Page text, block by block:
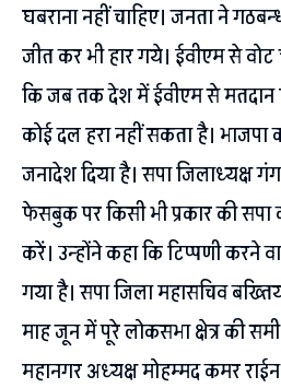
घबराना नहीं चाहिए। जनता ने
जीत कर भी हार गये। ईवीएम से वोट
कि जब तक देश में ईवीएम से मतदान
कोई दल हरा नहीं सकता है। भाजपा
जनादेश दिया है। सपा जिलाध्यक्ष
फेसबुक पर किसी भी प्रकार की सपा
करें। उन्होंने कहा कि टिप्पणी करने
गया है। सपा जिला महासचिव
माह जून में पूरे लोकसभा क्षेत्र की
महानगर अध्यक्ष मोहम्मद कमर